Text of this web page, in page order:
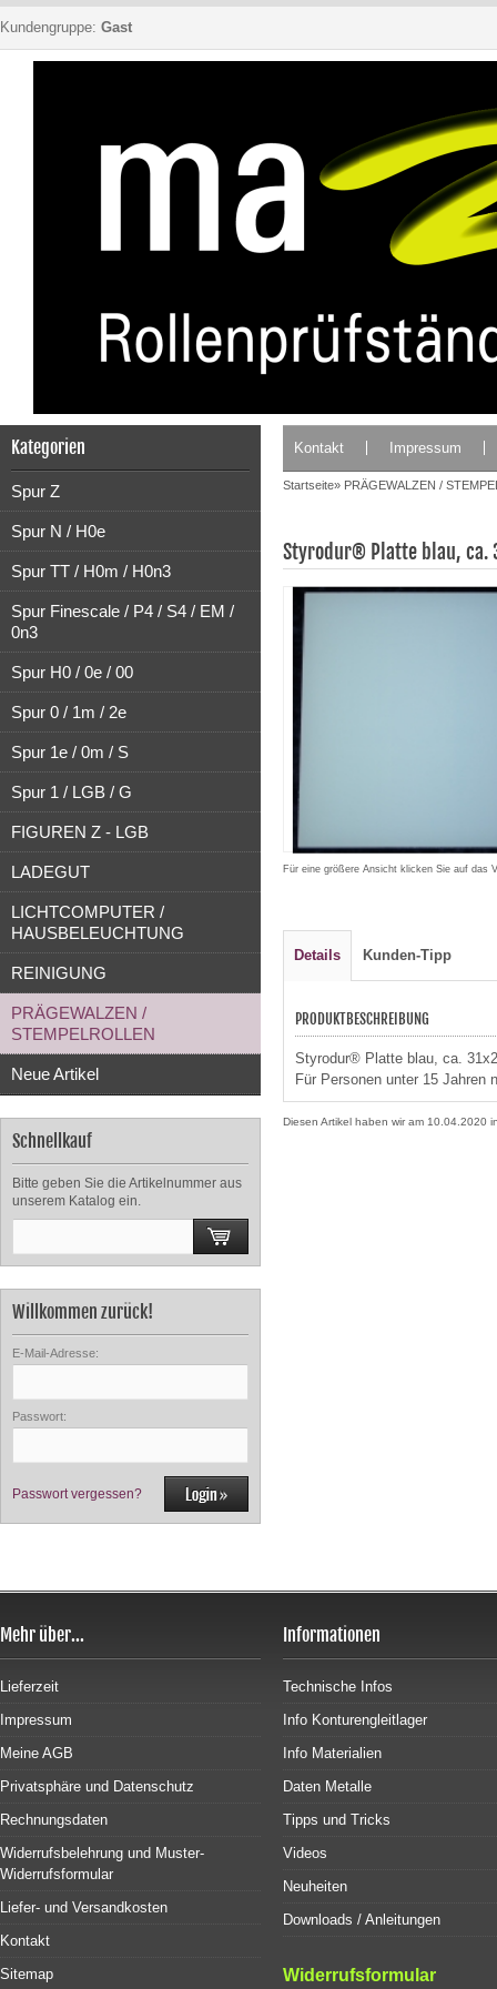
Kundengruppe: Gast
Kategorien
Spur Z
Spur N / H0e
Spur TT / H0m / H0n3
Spur Finescale / P4 / S4 / EM /
0n3
Spur H0 / 0e / 00
Spur 0 / 1m / 2e
Spur 1e / 0m / S
Spur 1 / LGB / G
FIGUREN Z - LGB
LADEGUT
LICHTCOMPUTER /
HAUSBELEUCHTUNG
REINIGUNG
PRÄGEWALZEN /
STEMPELROLLEN
Neue Artikel
Schnellkauf
Bitte geben Sie die Artikelnummer aus
unserem Katalog ein.
Willkommen zurück!
E-Mail-Adresse:
Passwort:
Passwort vergessen?
Kontakt Impressum
Startseite» PRÄGEWALZEN /
Styrodur® Platte blau, ca.
Für eine größere Ansicht klicken Sie auf das
Details Kunden-Tipp
PRODUKTBESCHREIBUNG
Styrodur® Platte blau, ca.
Für Personen unter 15 Jahren
Diesen Artikel haben wir am 10.04.2020
Mehr über...
Lieferzeit
Impressum
Meine AGB
Privatsphäre und Datenschutz
Rechnungsdaten
Widerrufsbelehrung und Muster-
Widerrufsformular
Liefer- und Versandkosten
Kontakt
Sitemap
Informationen
Technische Infos
Info Konturengleitlager
Info Materialien
Daten Metalle
Tipps und Tricks
Videos
Neuheiten
Downloads / Anleitungen
Widerrufsformular